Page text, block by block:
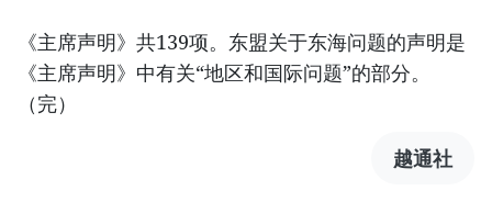
《主席声明》共139项。东盟关于东海问题的声明是
《主席声明》中有关“地区和国际问题”的部分。
（完）
越通社